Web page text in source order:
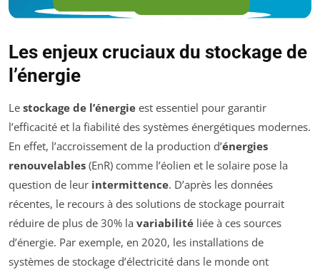
Les enjeux cruciaux du stockage de
l’énergie
Le stockage de l’énergie est essentiel pour garantir
l’efficacité et la fiabilité des systèmes énergétiques modernes.
En effet, l’accroissement de la production d’énergies
renouvelables (EnR) comme l’éolien et le solaire pose la
question de leur intermittence. D’après les données
récentes, le recours à des solutions de stockage pourrait
réduire de plus de 30% la variabilité liée à ces sources
d’énergie. Par exemple, en 2020, les installations de
systèmes de stockage d’électricité dans le monde ont